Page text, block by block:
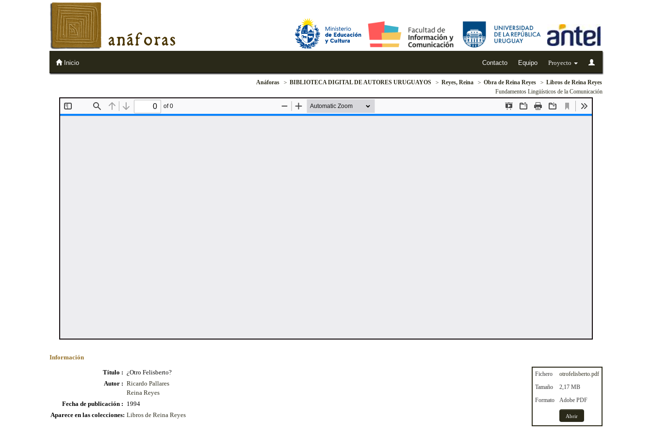
anáforas
Inicio Contacto Equipo Proyecto
Anáforas BIBLIOTECA DIGITAL DE AUTORES URUGUAYOS Reyes, Reina Obra de Reina Reyes
Libros de Reina Reyes
Fundamentos Lingüísticos de la Comunicación
Información
Título : ¿Otro Felisberto?
Autor : Ricardo Pallares
Reina Reyes
Fecha de publicación : 1994
Aparece en las colecciones: Libros de Reina Reyes
Fichero
otrofelisberto.pdf
Tamaño
2,17 MB
Formato
Adobe PDF
Abrir